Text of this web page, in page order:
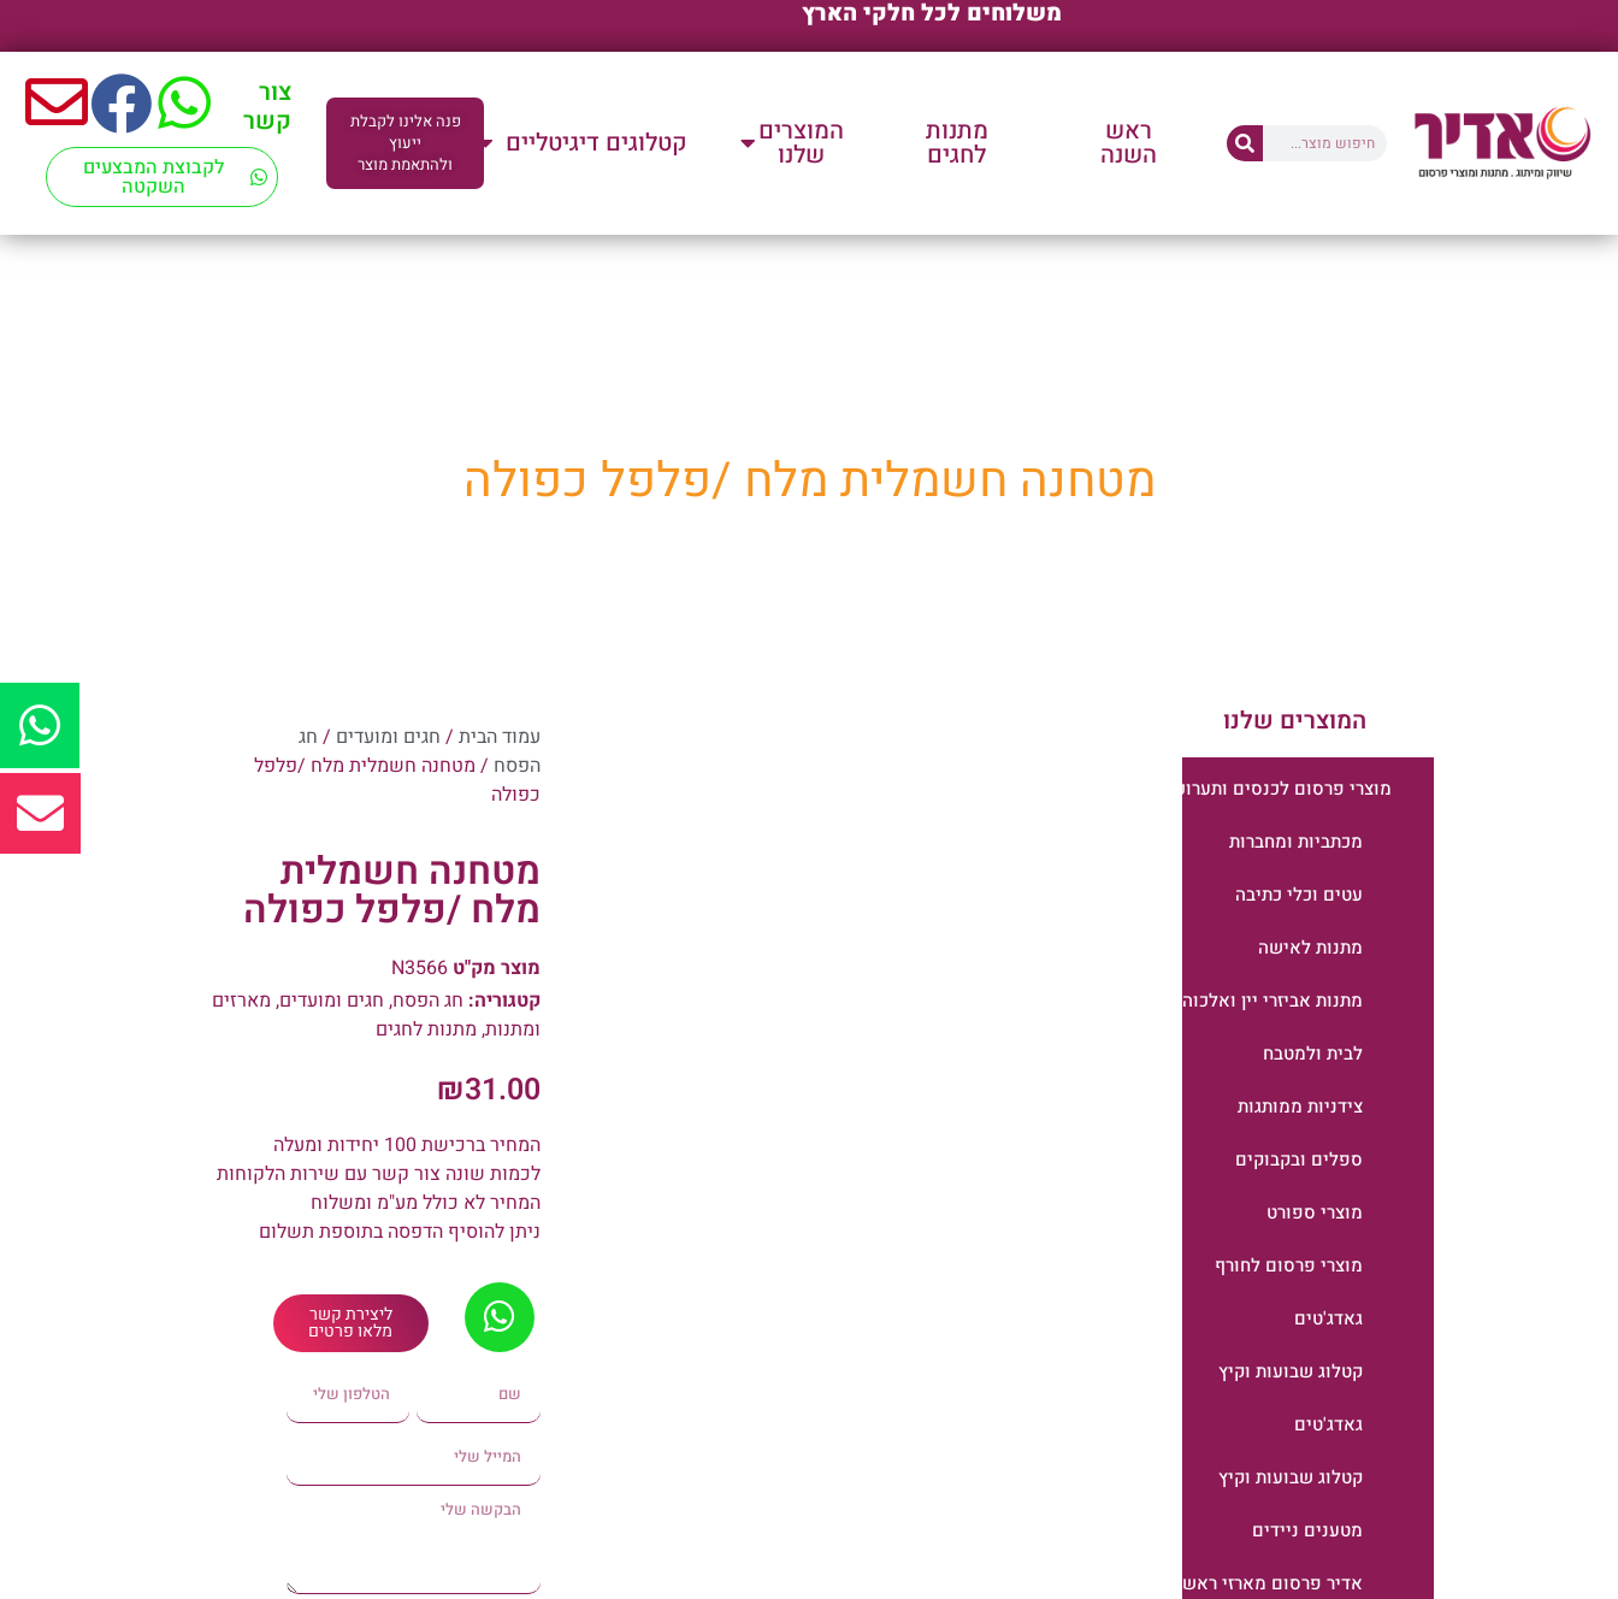
משלוחים לכל חלקי הארץ
ראש
השנה
מתנות
לחגים
המוצרים
שלנו קטלוגים דיגיטליים
פנה אלינו לקבלת
ייעוץ
ולהתאמת מוצר
צור
קשר
לקבוצת המבצעים
השקטה
מטחנה חשמלית מלח /פלפל כפולה
המוצרים שלנו
מוצרי פרסום לכנסים ותערוכות
מכתביות ומחברות
עטים וכלי כתיבה
מתנות לאישה
מתנות אביזרי יין ואלכוהול
לבית ולמטבח
צידניות ממותגות
ספלים ובקבוקים
מוצרי ספורט
מוצרי פרסום לחורף
גאדג'טים
קטלוג שבועות וקיץ
גאדג'טים
קטלוג שבועות וקיץ
מטענים ניידים
אדיר פרסום מארזי ראש השנה
עמוד הבית / חגים ומועדים / חג
הפסח / מטחנה חשמלית מלח /פלפל
כפולה
מטחנה חשמלית
מלח /פלפל כפולה
מוצר מק"טN3566
קטגוריה: חג הפסח, חגים ומועדים, מארזים
ומתנות, מתנות לחגים
₪31.00
המחיר ברכישת 100 יחידות ומעלה
לכמות שונה צור קשר עם שירות הלקוחות
המחיר לא כולל מע"מ ומשלוח
ניתן להוסיף הדפסה בתוספת תשלום
ליצירת קשר
מלאו פרטים